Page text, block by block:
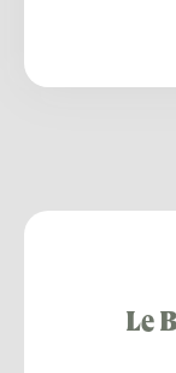
Le